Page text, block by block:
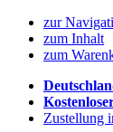
zur
zum Inhalt
zum
Zustellung